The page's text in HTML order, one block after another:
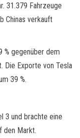
31.379 Fahrzeuge
Chinas verkauft
% gegenüber dem
Die Exporte von Tesla
39 %.
3 und brachte eine
den Markt.